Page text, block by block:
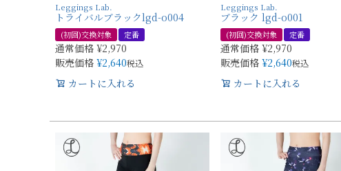
Leggings Lab.
トライバルブラックlgd-o004
(初回)交換対象 定番
通常価格 ¥2,970
販売価格 ¥2,640税込
カートに入れる
Leggings Lab.
ブラック lgd-o001
(初回)交換対象 定番
通常価格 ¥2,970
販売価格 ¥2,640税込
カートに入れる